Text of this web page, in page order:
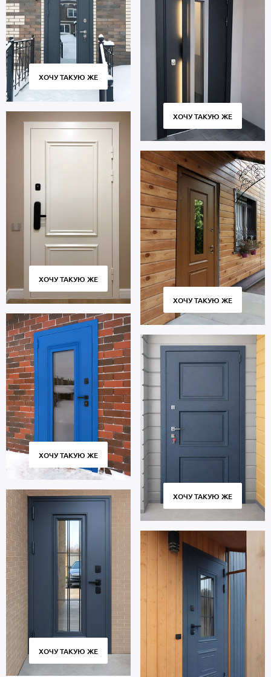
ХОЧУ ТАКУЮ ЖЕ
ХОЧУ ТАКУЮ ЖЕ
ХОЧУ ТАКУЮ ЖЕ
ХОЧУ ТАКУЮ ЖЕ
ХОЧУ ТАКУЮ ЖЕ
ХОЧУ ТАКУЮ ЖЕ
ХОЧУ ТАКУЮ ЖЕ